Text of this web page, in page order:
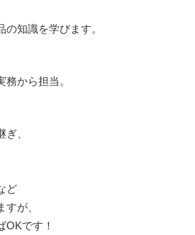
知識を学びます。
務から担当。
、
ど
が、
OKです！